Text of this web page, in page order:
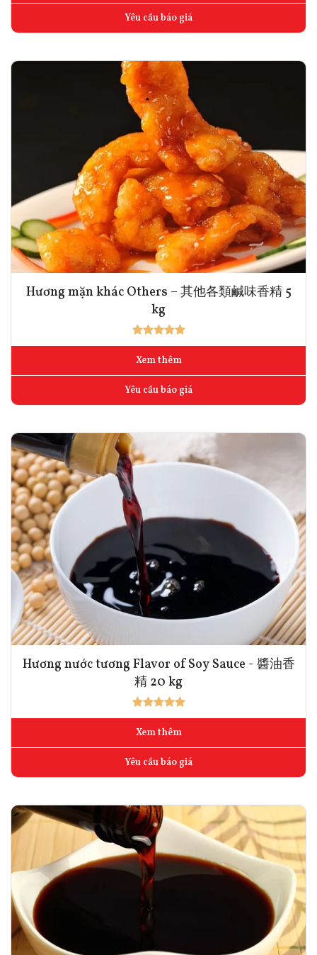
Yêu cầu báo giá
Hương mặn khác Others – 其他各類鹹味香精 5
kg
Xem thêm
Yêu cầu báo giá
Hương nước tương Flavor of Soy Sauce - 醬油香
精 20 kg
Xem thêm
Yêu cầu báo giá